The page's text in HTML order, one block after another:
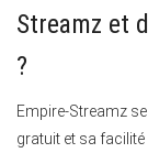
Streamz et
?
Empire-Streamz
gratuit et sa